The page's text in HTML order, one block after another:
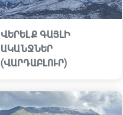
ՎԵՐԵԼՔ ԳԱՅԼԻ
ԱԿԱՆՋՆԵՐ
(ՎԱՐԴԱԲԼՈՒՐ)